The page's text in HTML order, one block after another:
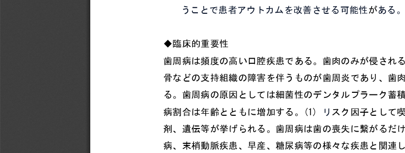
うことで患者アウトカムを改善させる可能性がある。
◆ 臨床的重要性
歯周病は頻度の高い口腔疾患である。歯肉のみが侵され
骨などの支持組織の障害を伴うものが歯周炎であり、歯
る。歯周病の原因としては細菌性のデンタルプラーク蓄
病割合は年齢とともに増加する。
(1) リ スク因子として
剤、遺伝等が挙げられる。歯周病は歯の喪失に繋がるだ
病、末梢動脈疾患、早産、糖尿病等の様々な疾患と関連